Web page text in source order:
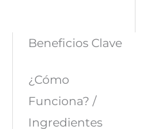
Beneficios Clave
¿Cómo
Funciona? /
Ingredientes